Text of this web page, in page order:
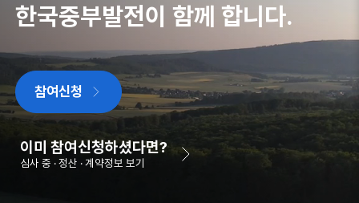
한국중부발전이 함께 합니다.
참여신청
이미 참여신청하셨다면?
심사 중 · 정산 · 계약정보 보기